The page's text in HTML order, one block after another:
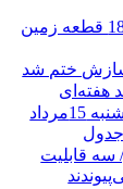
توقیف 86خودروی لوکس، 187 قطعه زمین
هفته‌ای
قیمت طلا و سکه امروز پنجشنبه 15مرداد
در آیفون ۱۸ پرو/ سه قابلیت